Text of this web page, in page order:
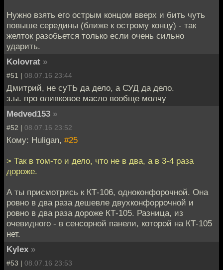
Нужно взять его острым концом вверх и бить чуть
повыше середины (ближе к острому концу) - так
желток разобьется только если очень сильно
ударить.
Kolovrat »
#51 | 08.07.16 23:44
Дмитрий, не суТЬ да дело, а СУД да дело.
з.ы. про оливковое масло вообще молчу
Medved153 »
#52 | 08.07.16 23:52
Кому: Huligan, #25
> Так в том-то и дело, что не в два, а в 3-4 раза
дороже.
А ты присмотрись к КТ-106, одноконфорочной. Она
ровно в два раза дешевле двухконфоррочной и
ровно в два раза дороже КТ-105. Разница, из
очевидного - в сенсорной панели, которой на КТ-105
нет.
Kylex »
#53 | 08.07.16 23:53